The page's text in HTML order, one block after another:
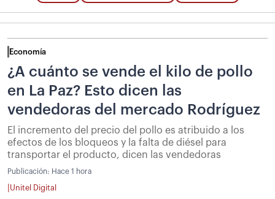
Economía
¿A cuánto se vende el kilo de pollo
en La Paz? Esto dicen las
vendedoras del mercado Rodríguez
El incremento del precio del pollo es atribuido a los
efectos de los bloqueos y la falta de diésel para
transportar el producto, dicen las vendedoras
Publicación: Hace 1 hora
Unitel Digital